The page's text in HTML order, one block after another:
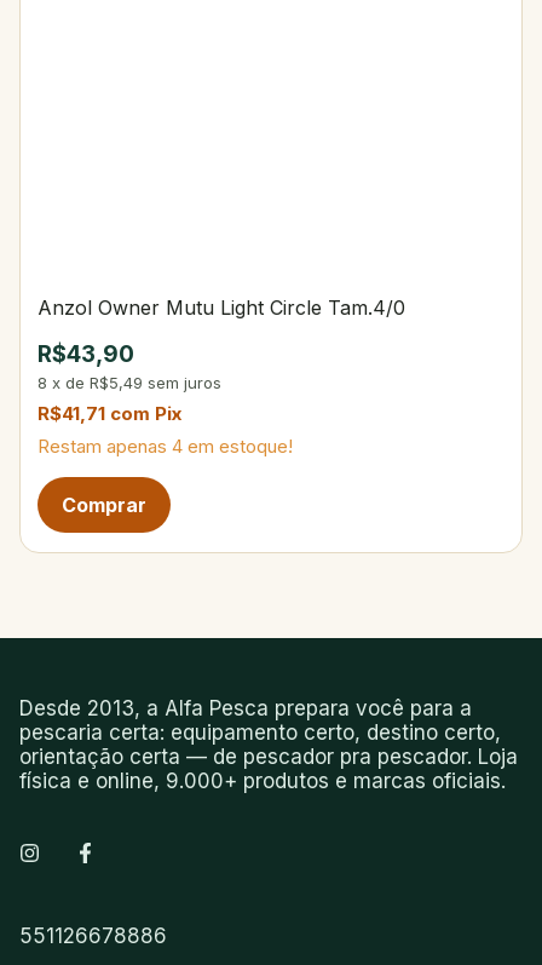
Anzol Owner Mutu Light Circle Tam.4/0
R$43,90
8 x de R$5,49 sem juros
R$41,71 com Pix
Restam apenas 4 em estoque!
Desde 2013, a Alfa Pesca prepara você para a
pescaria certa: equipamento certo, destino certo,
orientação certa — de pescador pra pescador. Loja
física e online, 9.000+ produtos e marcas oficiais.
551126678886